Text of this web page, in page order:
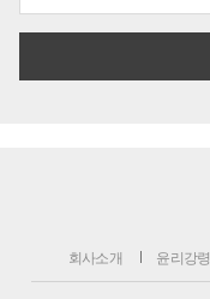
회사소개 윤리강령